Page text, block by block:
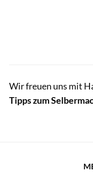
Wir freuen uns mit
Tipps zum